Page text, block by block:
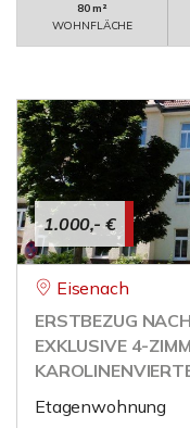
80 m²
WOHNFLÄCHE
1.000,- €
Eisenach
ERSTBEZUG
EXKLUSIVE 4-
Etagenwohnung